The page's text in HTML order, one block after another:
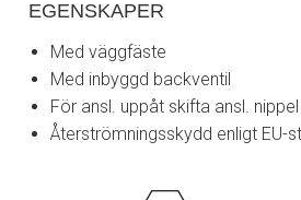
EGENSKAPER
Med väggfäste
Med inbyggd backventil
För ansl. uppåt skifta ansl.
Återströmningsskydd enligt EU-